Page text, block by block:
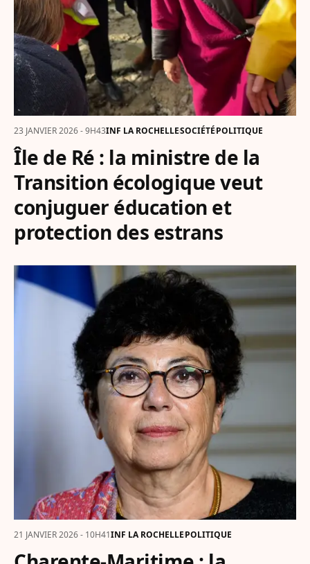
23 JANVIER 2026 - 9H43INF LA ROCHELLESOCIÉTÉPOLITIQUE
Île de Ré : la ministre de la
Transition écologique veut
conjuguer éducation et
protection des estrans
21 JANVIER 2026 - 10H41INF LA ROCHELLEPOLITIQUE